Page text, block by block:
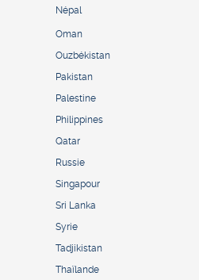
Népal
Oman
Ouzbékistan
Pakistan
Palestine
Philippines
Qatar
Russie
Singapour
Sri Lanka
Syrie
Tadjikistan
Thaïlande